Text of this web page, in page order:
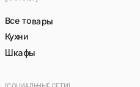
Шкафы
Все товары
Кухни